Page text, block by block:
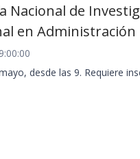
Nacional de
en Administración
desde las 9. Requiere